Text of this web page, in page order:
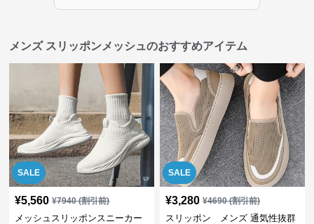
メンズ スリッポンメッシュのおすすめアイテム
SALE
¥5,560 ¥7940(割引前)
メッシュスリッポンスニーカー
SALE
¥3,280 ¥4690(割引前)
スリッポン メンズ 通気性抜群